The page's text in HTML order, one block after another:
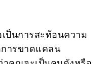
ป็นการสะท้อนความ
ารขาดแคลน